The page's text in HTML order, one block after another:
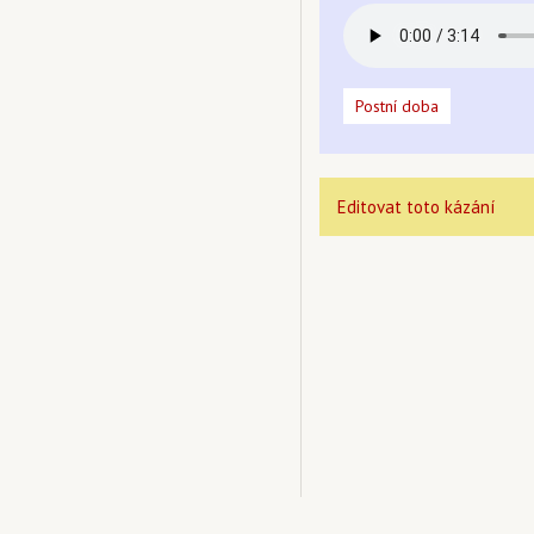
Postní doba
Editovat toto kázání